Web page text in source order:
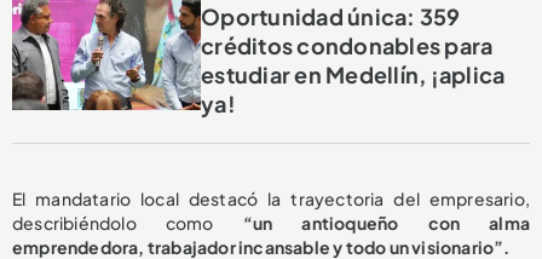
Oportunidad única: 359
créditos condonables para
estudiar en Medellín, ¡aplica
ya!
El mandatario local destacó la trayectoria del empresario,
describiéndolo como “un antioqueño con alma
emprendedora, trabajador incansable y todo un visionario”.